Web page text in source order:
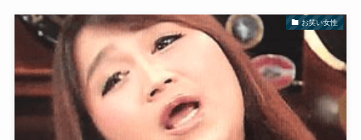
お笑い女性